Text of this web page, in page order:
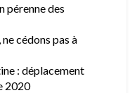
pérenne des
cédons pas à
: déplacement
2020